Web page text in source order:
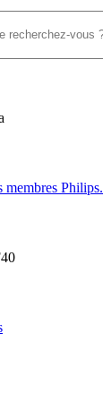
membres Philips.